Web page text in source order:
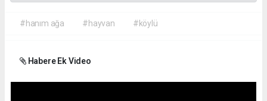
#hanım ağa #hayvan #köylü
Habere Ek Video